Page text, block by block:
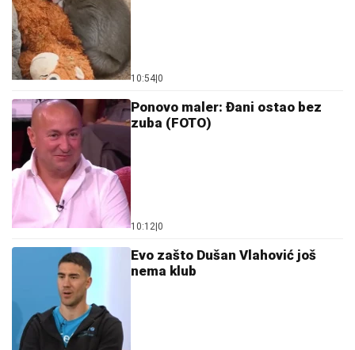
10:54 0
Ponovo maler: Đani ostao bez
zuba (FOTO)
10:12 0
Evo zašto Dušan Vlahović još
nema klub